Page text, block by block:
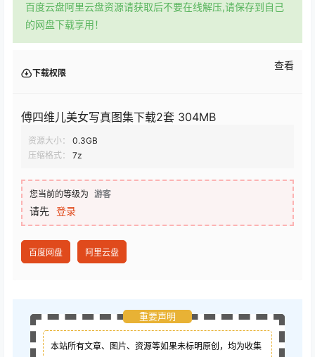
百度云盘阿里云盘资源请获取后不要在线解压,请保存到自己
的网盘下载享用！
下载权限
查看
傅四维儿美女写真图集下载2套 304MB
资源大小：
0.3GB
压缩格式：
7z
您当前的等级为 游客
请先 登录
百度网盘 阿里云盘
重要声明
本站所有文章、图片、资源等如果未标明原创，均为收集